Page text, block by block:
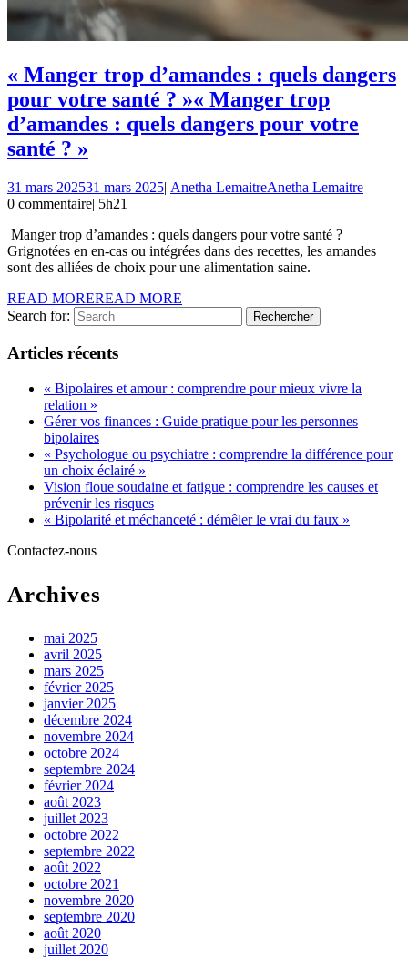
« Manger trop d’amandes : quels dangers
pour votre santé ? »« Manger trop
d’amandes : quels dangers pour votre
santé ? »
31 mars 202531 mars 2025| Anetha LemaitreAnetha Lemaitre
0 commentaire| 5h21
Manger trop d’amandes : quels dangers pour votre santé ?
Grignotées en en-cas ou intégrées dans des recettes, les amandes
sont des alliées de choix pour une alimentation saine.
READ MOREREAD MORE
Search for:
Articles récents
« Bipolaires et amour : comprendre pour mieux vivre la
relation »
Gérer vos finances : Guide pratique pour les personnes
bipolaires
« Psychologue ou psychiatre : comprendre la différence pour
un choix éclairé »
Vision floue soudaine et fatigue : comprendre les causes et
prévenir les risques
« Bipolarité et méchanceté : démêler le vrai du faux »
Contactez-nous
Archives
mai 2025
avril 2025
mars 2025
février 2025
janvier 2025
décembre 2024
novembre 2024
octobre 2024
septembre 2024
février 2024
août 2023
juillet 2023
octobre 2022
septembre 2022
août 2022
octobre 2021
novembre 2020
septembre 2020
août 2020
juillet 2020